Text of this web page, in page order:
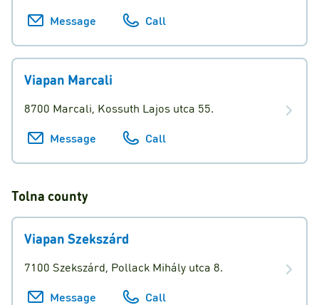
Message
Call
Viapan Marcali
8700 Marcali, Kossuth Lajos utca 55.
Message
Call
Tolna county
Viapan Szekszárd
7100 Szekszárd, Pollack Mihály utca 8.
Message
Call